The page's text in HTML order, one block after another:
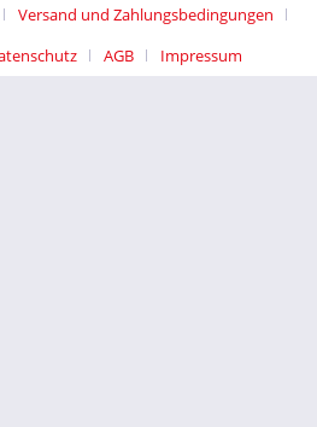
Versand und Zahlungsbedingungen
AGB Impressum